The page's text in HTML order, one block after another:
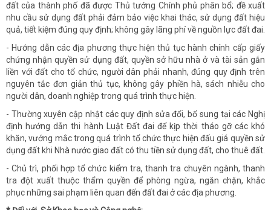
đất của thành phố đã được Thủ tướng Chính phủ phân bổ; đề xuất
nhu cầu sử dụng đất phải đảm bảo việc khai thác, sử dụng đất hiệu
quả, tiết kiệm đúng quy định; không gây lãng phí về nguồn lực đất đai.
- Hướng dẫn các địa phương thực hiện thủ tục hành chính cấp giấy
chứng nhận quyền sử dụng đất, quyền sở hữu nhà ở và tài sản gắn
liền với đất cho tổ chức, người dân phải nhanh, đúng quy định trên
nguyên tắc đơn giản thủ tục, không gây phiền hà, sách nhiễu cho
người dân, doanh nghiệp trong quá trình thực hiện.
- Thường xuyên cập nhật các quy định sửa đổi, bổ sung tại các Nghị
định hướng dẫn thi hành Luật Đất đai để kịp thời tháo gỡ các khó
khăn, vướng mắc trong quá trình tổ chức thực hiện đấu giá quyền sử
dụng đất khi Nhà nước giao đất có thu tiền sử dụng đất, cho thuê đất.
- Chủ trì, phối hợp tổ chức kiểm tra, thanh tra chuyên ngành, thanh
tra đột xuất thuộc thẩm quyền để phòng ngừa, ngăn chặn, khắc
phục những sai phạm liên quan đến đất đai ở các địa phương.